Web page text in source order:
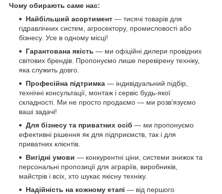
Чому обирають саме нас:
Найбільший асортимент — тисячі товарів для
гідравлічних систем, агросектору, промисловості або
бізнесу. Усе в одному місці!
Гарантована якість — ми офіційні дилери провідних
світових брендів. Пропонуємо лише перевірену техніку,
яка служить довго.
Професійна підтримка — індивідуальний підбір,
технічні консультації, монтаж і сервіс будь-якої
складності. Ми не просто продаємо — ми розв’язуємо
ваші задачі!
Для бізнесу та приватних осіб — ми пропонуємо
ефективні рішення як для підприємств, так і для
приватних клієнтів.
Вигідні умови — конкурентні ціни, системи знижок та
персональні пропозиції для аграріїв, виробників,
майстрів і всіх, хто шукає якісну техніку.
Надійність на кожному етапі — від першого